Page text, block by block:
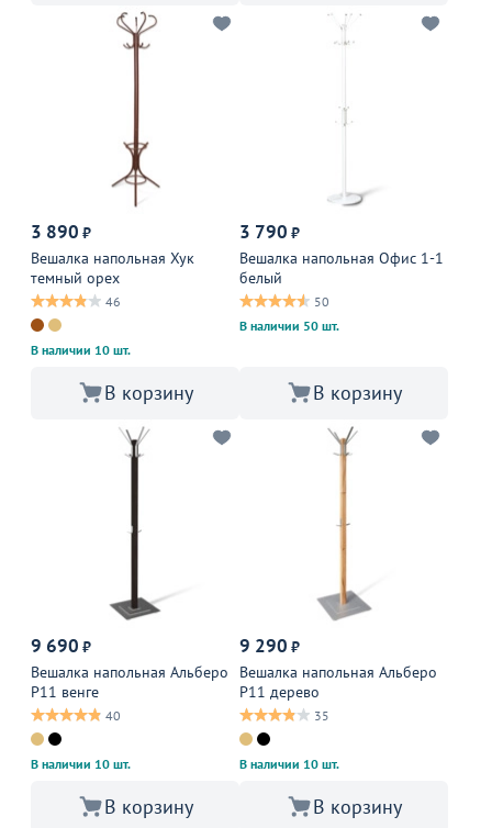
3 890 ₽
Вешалка напольная Хук
темный орех
46
В наличии 10 шт.
В корзину
3 790 ₽
Вешалка напольная Офис 1-1
белый
50
В наличии 50 шт.
В корзину
9 690 ₽
Вешалка напольная Альберо
Р11 венге
40
В наличии 10 шт.
В корзину
9 290 ₽
Вешалка напольная Альберо
Р11 дерево
35
В наличии 10 шт.
В корзину